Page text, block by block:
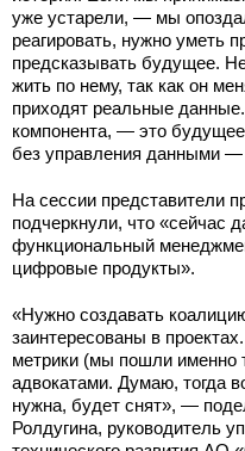
уже устарели, — мы
реагировать, нужно уметь
предсказывать будущее.
жить по нему, так как он
приходят реальные
компонента, — это
без управления данными
На сессии представители
подчеркнули, что «сейчас
функциональный
цифровые продукты».
«Нужно создавать
заинтересованы в
метрики (мы пошли именно
адвокатами. Думаю, тогда
нужна, будет снят», —
Ролдугина, руководитель